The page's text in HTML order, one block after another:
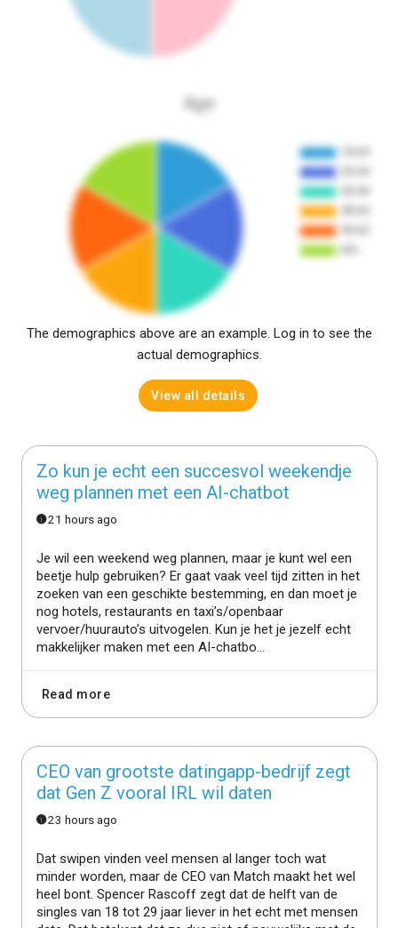
Age
The demographics above are an example. Log in to see the
actual demographics.
View all details
Zo kun je echt een succesvol weekendje
weg plannen met een AI-chatbot
21 hours ago
Je wil een weekend weg plannen, maar je kunt wel een
beetje hulp gebruiken? Er gaat vaak veel tijd zitten in het
zoeken van een geschikte bestemming, en dan moet je
nog hotels, restaurants en taxi’s/openbaar
vervoer/huurauto’s uitvogelen. Kun je het je jezelf echt
makkelijker maken met een AI-chatbo...
Read more
CEO van grootste datingapp-bedrijf zegt
dat Gen Z vooral IRL wil daten
23 hours ago
Dat swipen vinden veel mensen al langer toch wat
minder worden, maar de CEO van Match maakt het wel
heel bont. Spencer Rascoff zegt dat de helft van de
singles van 18 tot 29 jaar liever in het echt met mensen